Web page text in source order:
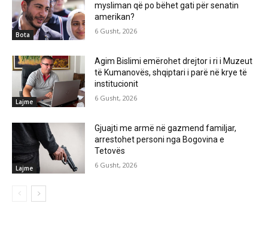
Bota
mysliman që po bëhet gati për senatin
amerikan?
6 Gusht, 2026
Lajme
Agim Bislimi emërohet drejtor i ri i Muzeut
të Kumanovës, shqiptari i parë në krye të
institucionit
6 Gusht, 2026
Lajme
Gjuajti me armë në gazmend familjar,
arrestohet personi nga Bogovina e
Tetovës
6 Gusht, 2026